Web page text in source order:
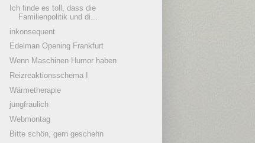
Ich finde es toll, dass die
Familienpolitik und di...
inkonsequent
Edelman Opening Frankfurt
Wenn Maschinen Humor haben
Reizreaktionsschema I
Wärmetherapie
jungfräulich
Webmontag
Bitte schön, gern geschehn